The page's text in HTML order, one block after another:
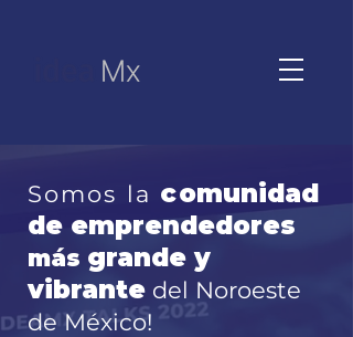
Somos la comunidad
de emprendedores
más grande y
vibrante del Noroeste
de México!